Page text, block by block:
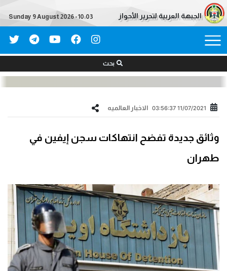
الجبهة العربية لتحرير الأحواز Sunday 9 August 2026 - 10:03
بحث
11/07/2021 03:56:37 الاخبار العالمیه
وثائق جديدة تفضح انتهاكات سجن إيفين في
طهران